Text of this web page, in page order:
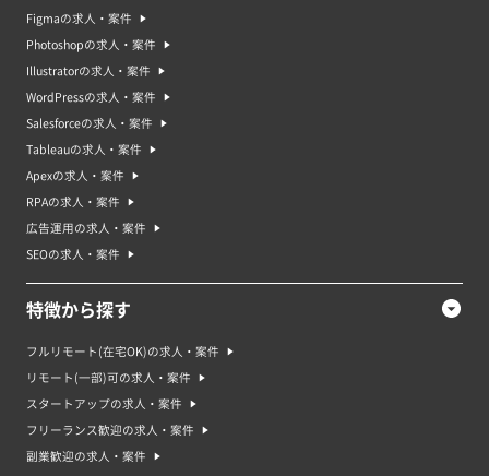
Figmaの求人・案件
Photoshopの求人・案件
Illustratorの求人・案件
WordPressの求人・案件
Salesforceの求人・案件
Tableauの求人・案件
Apexの求人・案件
RPAの求人・案件
広告運用の求人・案件
SEOの求人・案件
特徴から探す
フルリモート(在宅OK)の求人・案件
リモート(一部)可の求人・案件
スタートアップの求人・案件
フリーランス歓迎の求人・案件
副業歓迎の求人・案件